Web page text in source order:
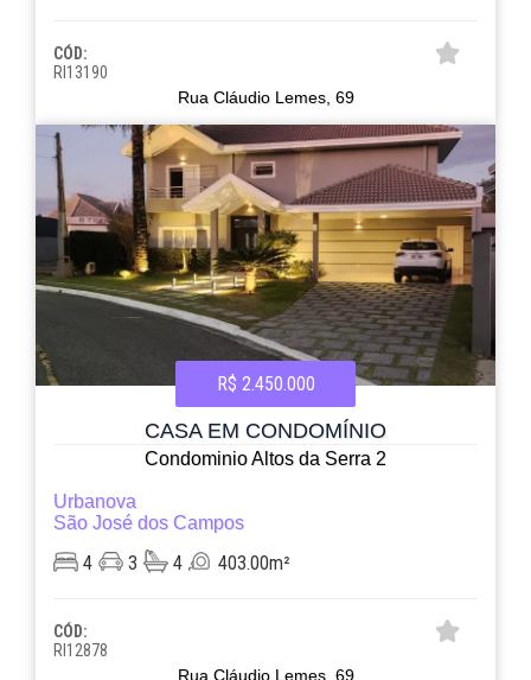
CÓD:
RI13190
Rua Cláudio Lemes, 69
R$ 2.450.000
CASA EM CONDOMÍNIO
Condominio Altos da Serra 2
Urbanova
São José dos Campos
4 3 4 403.00m²
CÓD:
RI12878
Rua Cláudio Lemes, 69